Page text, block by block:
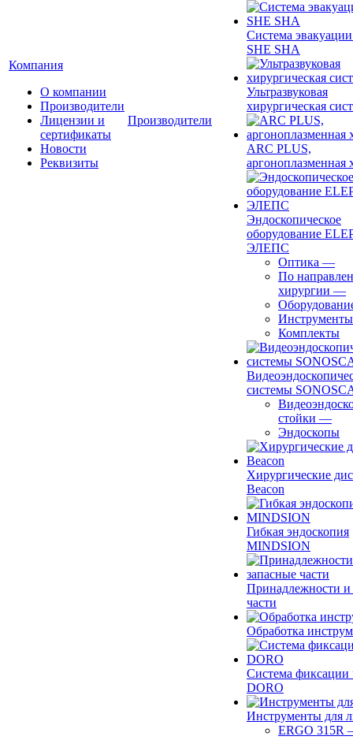
Компания
О компании
Производители
Лицензии и
сертификаты
Новости
Реквизиты
Производители
Система
SHE SHA
Ультразвуковая
хирургическая
ARC PLUS,
аргоноплазменная
Эндоскопическое
оборудование
ЭЛЕПС
Оптика —
По
хирургии —
Инструменты
Комплекты
системы
стойки —
Эндоскопы
Хирургические
Beacon
Гибкая эндоскопия
MINDSION
Принадлежности и
части
Обработка
Система фиксации
DORO
Инструменты для
ERGO 315R